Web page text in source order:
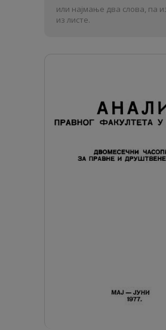
и
презиме
или најмање два слова, па
из листе.